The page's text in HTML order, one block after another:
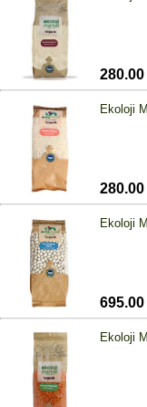
280.00
Ekoloji
280.00
Ekoloji
695.00
Ekoloji